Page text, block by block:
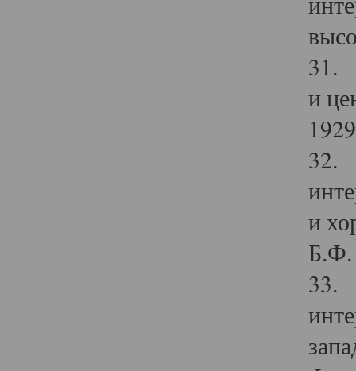
31.
и
32.
и
Б.Ф.
33.